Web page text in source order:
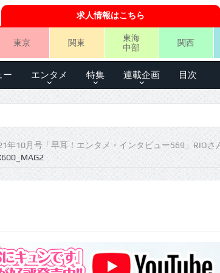
求人情報はこちら
東京 関東
東海
中部
関西
ー エンタメ 特集 連載企画 目次
年10月号「早耳！エンタメ・インタビュー569」RIOさ